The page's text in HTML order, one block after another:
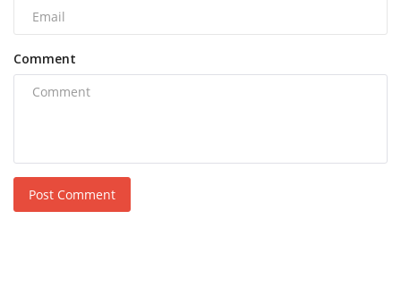
Comment
Post Comment